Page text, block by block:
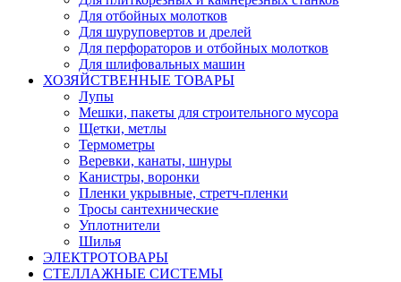
Для отбойных молотков
Для шуруповертов и дрелей
Для перфораторов и отбойных молотков
Для шлифовальных машин
ХОЗЯЙСТВЕННЫЕ ТОВАРЫ
Лупы
Мешки, пакеты для строительного мусора
Щетки, метлы
Термометры
Веревки, канаты, шнуры
Канистры, воронки
Пленки укрывные, стретч-пленки
Тросы сантехнические
Уплотнители
Шилья
ЭЛЕКТРОТОВАРЫ
СТЕЛЛАЖНЫЕ СИСТЕМЫ